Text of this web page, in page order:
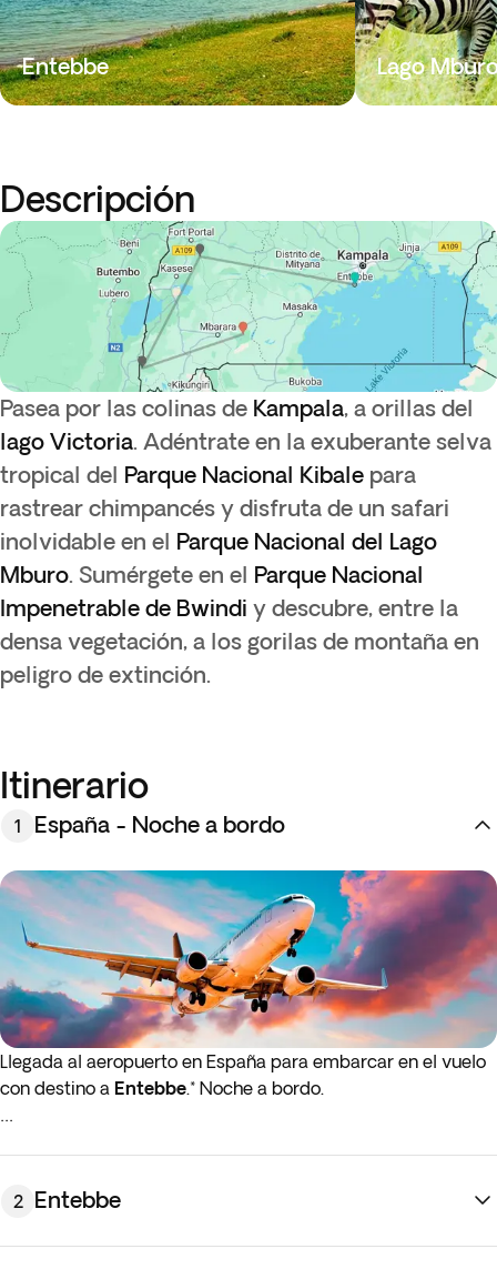
Entebbe Lago
Descripción
Pasea por las colinas de Kampala, a orillas del
lago Victoria. Adéntrate en la exuberante selva
tropical del Parque Nacional Kibale para
rastrear chimpancés y disfruta de un safari
inolvidable en el Parque Nacional del Lago
Mburo. Sumérgete en el Parque Nacional
Impenetrable de Bwindi y descubre, entre la
densa vegetación, a los gorilas de montaña en
peligro de extinción.
Itinerario
1 España - Noche a bordo
Llegada al aeropuerto en España para embarcar en el vuelo
con destino a Entebbe.* Noche a bordo.
noche anterior al día de salida indicado.
2 Entebbe